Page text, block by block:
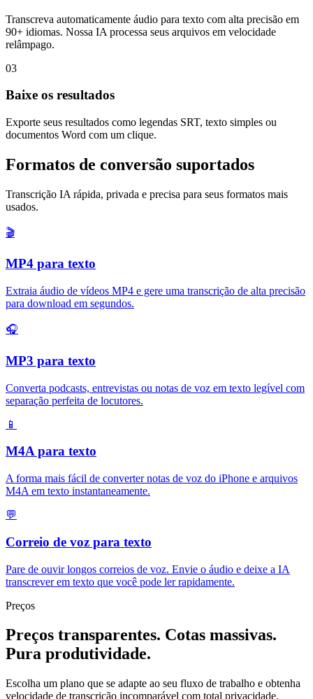
Transcreva automaticamente áudio para texto com alta precisão em
90+ idiomas. Nossa IA processa seus arquivos em velocidade
relâmpago.
03
Baixe os resultados
Exporte seus resultados como legendas SRT, texto simples ou
documentos Word com um clique.
Formatos de conversão suportados
Transcrição IA rápida, privada e precisa para seus formatos mais
usados.
🎬
MP4 para texto
Extraia áudio de vídeos MP4 e gere uma transcrição de alta precisão
para download em segundos.
🎧
MP3 para texto
Converta podcasts, entrevistas ou notas de voz em texto legível com
separação perfeita de locutores.
📱
M4A para texto
A forma mais fácil de converter notas de voz do iPhone e arquivos
M4A em texto instantaneamente.
💬
Correio de voz para texto
Pare de ouvir longos correios de voz. Envie o áudio e deixe a IA
transcrever em texto que você pode ler rapidamente.
Preços
Preços transparentes. Cotas massivas.
Pura produtividade.
Escolha um plano que se adapte ao seu fluxo de trabalho e obtenha
velocidade de transcrição incomparável com total privacidade.